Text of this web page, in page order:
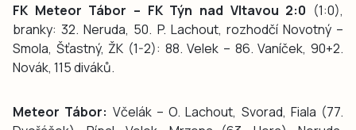
FK Meteor Tábor – FK Týn nad Vltavou 2:0 (1:0),
branky: 32. Neruda, 50. P. Lachout, rozhodčí Novotný –
Smola, Šťastný, ŽK (1-2): 88. Velek – 86. Vaníček, 90+2.
Novák, 115 diváků.
Meteor Tábor: Včelák – O. Lachout, Svorad, Fiala (77.